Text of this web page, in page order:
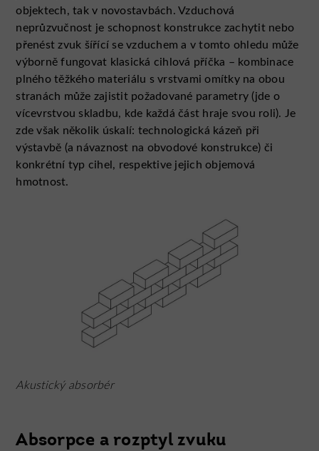
objektech, tak v novostavbách. Vzduchová
neprůzvučnost je schopnost konstrukce zachytit nebo
přenést zvuk šířící se vzduchem a v tomto ohledu může
výborně fungovat klasická cihlová příčka – kombinace
plného těžkého materiálu s vrstvami omítky na obou
stranách může zajistit požadované parametry (jde o
vícevrstvou skladbu, kde každá část hraje svou roli). Je
zde však několik úskalí: technologická kázeň při
výstavbě (a návaznost na obvodové konstrukce) či
konkrétní typ cihel, respektive jejich objemová
hmotnost.
Akustický absorbér
Absorpce a rozptyl zvuku